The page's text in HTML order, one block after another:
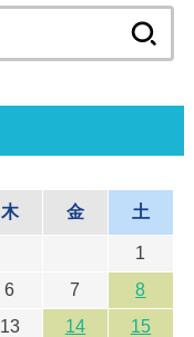
木 金 土
1
6 7
8
13 14
15